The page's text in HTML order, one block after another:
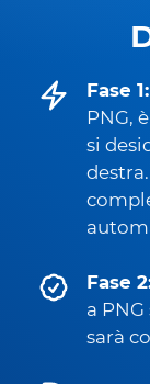
Fase 1:
PNG,
si
Fase
a
sarà